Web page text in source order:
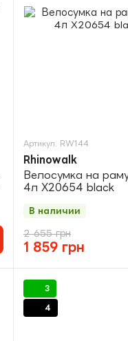
Артикул: RW144
Rhinowalk
Велосумка на
4л X20654 black
2 655 грн
1 859 грн
В наличии
3
4